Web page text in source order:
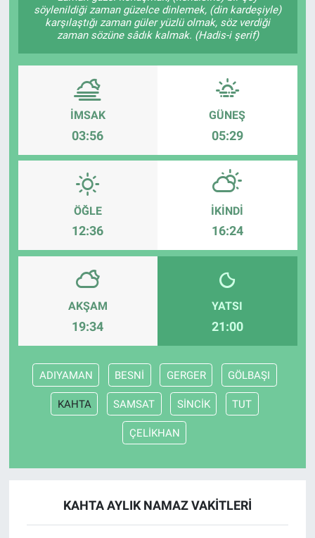
söylenildiği zaman güzelce dinlemek, (din kardeşiyle)
karşılaştığı zaman güler yüzlü olmak, söz verdiği
zaman sözüne sâdık kalmak. (Hadis-i şerif)
İMSAK
03:56
GÜNEŞ
05:29
ÖĞLE
12:36
İKINDI
16:24
AKŞAM
19:34
YATSI
21:00
ADIYAMAN BESNİ GERGER GÖLBAŞI
KAHTA SAMSAT SİNCİK TUT
ÇELİKHAN
KAHTA AYLIK NAMAZ VAKITLERI
Sağlık
Son Dakika